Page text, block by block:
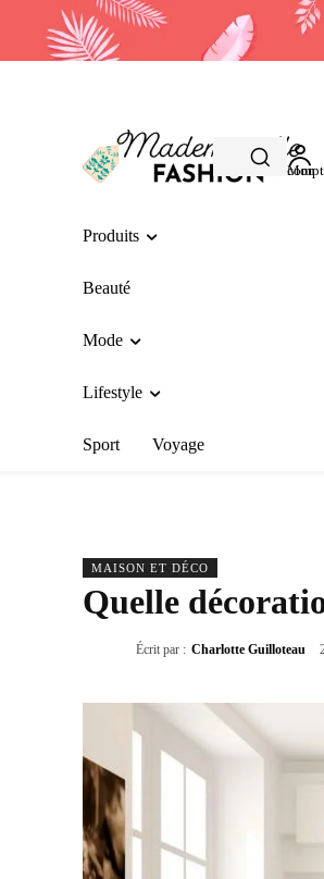
Mon
Produits
Beauté
Mode
Lifestyle
Sport Voyage
MAISON ET DÉCO
Quelle
Écrit par : Charlotte Guilloteau